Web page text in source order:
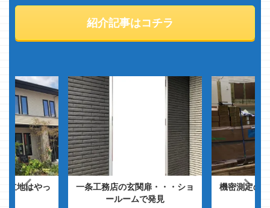
紹介記事はコチラ
立地はやっ
一条工務店の玄関扉・・・ショ
ールームで発見
機密測定の